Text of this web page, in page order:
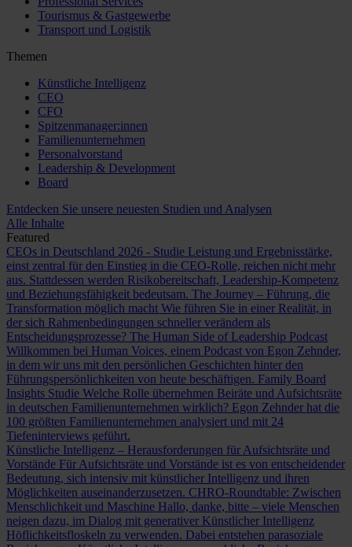
Tourismus & Gastgewerbe
Transport und Logistik
Themen
Künstliche Intelligenz
CEO
CFO
Spitzenmanager:innen
Familienunternehmen
Personalvorstand
Leadership & Development
Board
Entdecken Sie unsere neuesten Studien und Analysen
Alle Inhalte
Featured
CEOs in Deutschland 2026 - Studie Leistung und Ergebnisstärke,
einst zentral für den Einstieg in die CEO-Rolle, reichen nicht mehr
aus. Stattdessen werden Risikobereitschaft, Leadership-Kompetenz
und Beziehungsfähigkeit bedeutsam. The Journey – Führung, die
Transformation möglich macht Wie führen Sie in einer Realität, in
der sich Rahmenbedingungen schneller verändern als
Entscheidungsprozesse? The Human Side of Leadership Podcast
Willkommen bei Human Voices, einem Podcast von Egon Zehnder,
in dem wir uns mit den persönlichen Geschichten hinter den
Führungspersönlichkeiten von heute beschäftigen. Family Board
Insights Studie Welche Rolle übernehmen Beiräte und Aufsichtsräte
in deutschen Familienunternehmen wirklich? Egon Zehnder hat die
100 größten Familienunternehmen analysiert und mit 24
Tiefeninterviews geführt.
Künstliche Intelligenz – Herausforderungen für Aufsichtsräte und
Vorstände Für Aufsichtsräte und Vorstände ist es von entscheidender
Bedeutung, sich intensiv mit künstlicher Intelligenz und ihren
Möglichkeiten auseinanderzusetzen. CHRO-Roundtable: Zwischen
Menschlichkeit und Maschine Hallo, danke, bitte – viele Menschen
neigen dazu, im Dialog mit generativer Künstlicher Intelligenz
Höflichkeitsfloskeln zu verwenden. Dabei entstehen parasoziale